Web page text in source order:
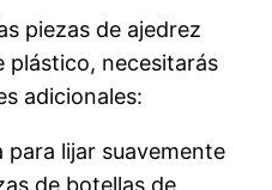
piezas de ajedrez
plástico, necesitarás
adicionales:
lijar suavemente
de botellas de